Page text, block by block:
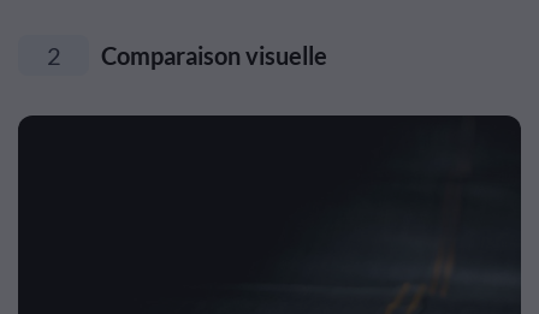
2 Comparaison visuelle